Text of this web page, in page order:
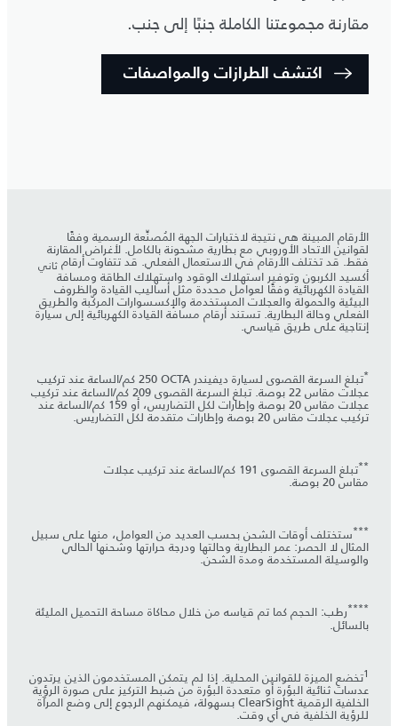
مقارنة مجموعتنا الكاملة جنبًا إلى جنب.
اكتشف الطرازات والمواصفات
الأرقام المبينة هي نتيجة لاختبارات الجهة المُصنِّعة الرسمية وفقًا
لقوانين الاتحاد الأوروبي مع بطارية مشحونة بالكامل. لأغراض المقارنة
فقط. قد تختلف الأرقام في الاستعمال الفعلي. قد تتفاوت أرقام ثاني
أكسيد الكربون وتوفير استهلاك الوقود واستهلاك الطاقة ومسافة
القيادة الكهربائية وفقًا لعوامل محددة مثل أساليب القيادة والظروف
البيئية والحمولة والعجلات المستخدمة والإكسسوارات المركّبة والطريق
الفعلي وحالة البطارية. تستند أرقام مسافة القيادة الكهربائية إلى سيارة
إنتاجية على طريق قياسي.
* تبلغ السرعة القصوى لسيارة ديفيندر OCTA‏ 250 كم/الساعة عند تركيب
عجلات مقاس 22 بوصة. تبلغ السرعة القصوى 209 كم/الساعة عند تركيب
عجلات مقاس 20 بوصة وإطارات لكل التضاريس، أو 159 كم/الساعة عند
تركيب عجلات مقاس 20 بوصة وإطارات متقدمة لكل التضاريس.
** تبلغ السرعة القصوى 191 كم/الساعة عند تركيب عجلات
مقاس 20 بوصة.
***ستختلف أوقات الشحن بحسب العديد من العوامل، منها على سبيل
المثال لا الحصر: عمر البطارية وحالتها ودرجة حرارتها وشحنها الحالي
والوسيلة المستخدمة ومدة الشحن.
****رطب: الحجم كما تم قياسه من خلال محاكاة مساحة التحميل المليئة
بالسائل.
1تخضع الميزة للقوانين المحلية. إذا لم يتمكن المستخدمون الذين يرتدون
عدسات ثنائية البؤرة أو متعددة البؤرة من ضبط التركيز على صورة الرؤية
الخلفية الرقمية ClearSight بسهولة، فيمكنهم الرجوع إلى وضع المرآة
للرؤية الخلفية في أي وقت.